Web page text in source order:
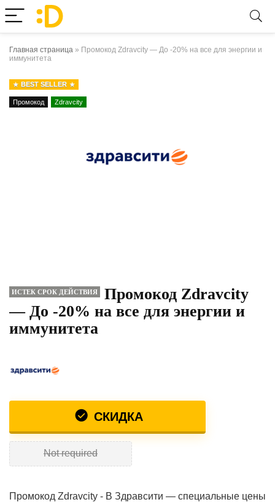
Главная страница » Промокод Zdravcity — До -20% на все для энергии и
иммунитета
BEST SELLER
Промокод Zdravcity
ИСТЕК СРОК ДЕЙСТВИЯ
Промокод Zdravcity
— До -20% на все для энергии и
иммунитета
СКИДКА
Not required
Промокод Zdravcity - В Здравсити — специальные цены